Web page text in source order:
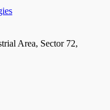
Area, Sector 72,